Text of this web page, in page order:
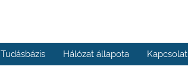
Tudásbázis Hálózat állapota Kapcsolat